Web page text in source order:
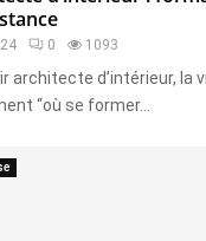
0 1093
architecte d’intérieur, la
“où se former...